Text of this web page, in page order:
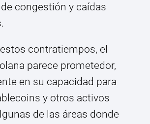
congestión y caídas
contratiempos, el
parece prometedor,
en su capacidad para
y otros activos
de las áreas donde